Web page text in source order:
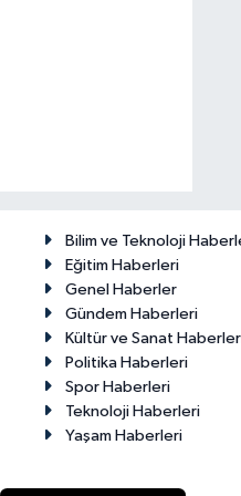
Bilim ve Teknoloji
Eğitim Haberleri
Genel Haberler
Gündem Haberleri
Kültür ve Sanat
Politika Haberleri
Spor Haberleri
Teknoloji Haberleri
Yaşam Haberleri